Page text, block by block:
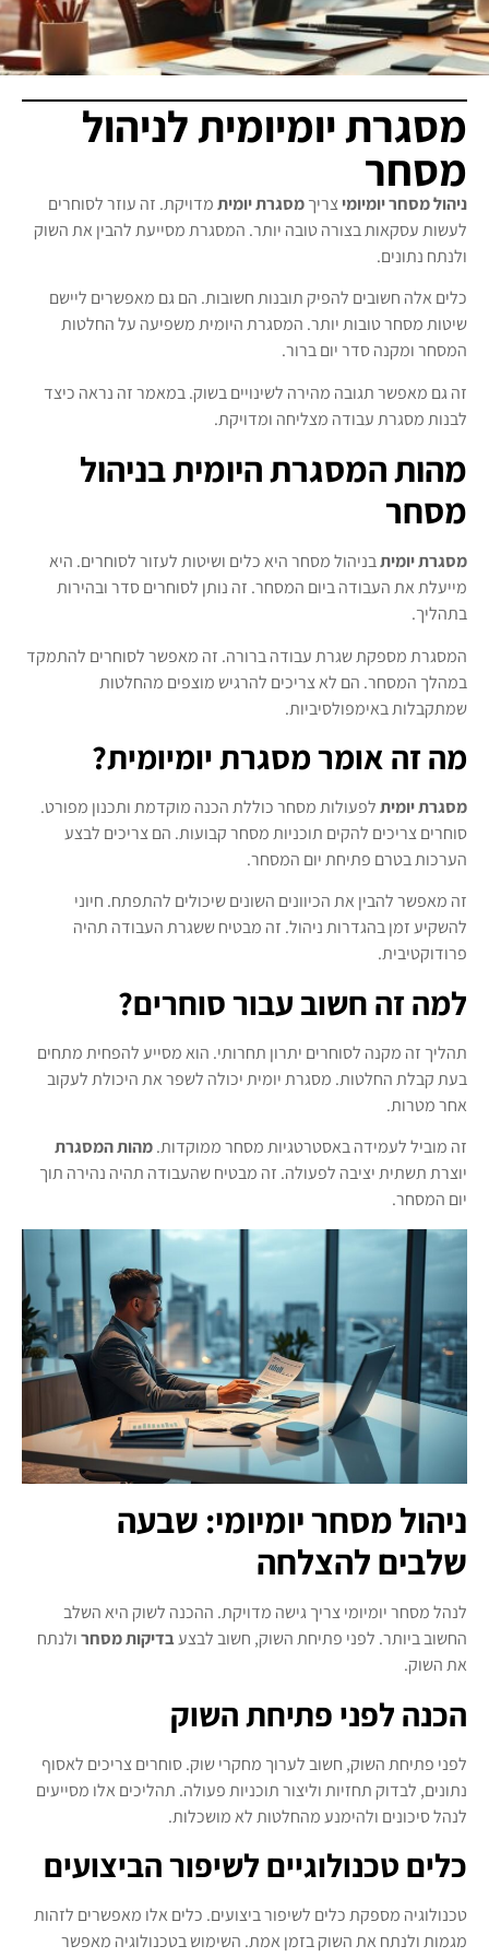
מסגרת יומיומית לניהול
מסחר
ניהול מסחר יומיומיצריךמסגרת יומיתמדויקת. זה עוזר לסוחרים
לעשות עסקאות בצורה טובה יותר. המסגרת מסייעת להבין את השוק
ולנתח נתונים.
כלים אלה חשובים להפיק תובנות חשובות. הם גם מאפשרים ליישם
שיטות מסחר טובות יותר. המסגרת היומית משפיעה על החלטות
המסחר ומקנה סדר יום ברור.
זה גם מאפשר תגובה מהירה לשינויים בשוק. במאמר זה נראה כיצד
לבנות מסגרת עבודה מצליחה ומדויקת.
מהות המסגרת היומית בניהול
מסחר
מסגרת יומיתבניהול מסחר היא כלים ושיטות לעזור לסוחרים. היא
מייעלת את העבודה ביום המסחר. זה נותן לסוחרים סדר ובהירות
בתהליך.
המסגרת מספקת שגרת עבודה ברורה. זה מאפשר לסוחרים להתמקד
במהלך המסחר. הם לא צריכים להרגיש מוצפים מהחלטות
שמתקבלות באימפולסיביות.
מה זה אומר מסגרת יומיומית?
מסגרת יומיתלפעולות מסחר כוללת הכנה מוקדמת ותכנון מפורט.
סוחרים צריכים להקים תוכניות מסחר קבועות. הם צריכים לבצע
הערכות בטרם פתיחת יום המסחר.
זה מאפשר להבין את הכיוונים השונים שיכולים להתפתח. חיוני
להשקיע זמן בהגדרות ניהול. זה מבטיח ששגרת העבודה תהיה
פרודוקטיבית.
למה זה חשוב עבור סוחרים?
תהליך זה מקנה לסוחרים יתרון תחרותי. הוא מסייע להפחית מתחים
בעת קבלת החלטות. מסגרת יומית יכולה לשפר את היכולת לעקוב
אחר מטרות.
זה מוביל לעמידה באסטרטגיות מסחר ממוקדות.מהות המסגרת
יוצרת תשתית יציבה לפעולה. זה מבטיח שהעבודה תהיה נהירה תוך
יום המסחר.
ניהול מסחר יומיומי: שבעה
שלבים להצלחה
לנהל מסחר יומיומי צריך גישה מדויקת. ההכנה לשוק היא השלב
החשוב ביותר. לפני פתיחת השוק, חשוב לבצעבדיקות מסחרולנתח
את השוק.
הכנה לפני פתיחת השוק
לפני פתיחת השוק, חשוב לערוך מחקרי שוק. סוחרים צריכים לאסוף
נתונים, לבדוק תחזיות וליצור תוכניות פעולה. תהליכים אלו מסייעים
לנהל סיכונים ולהימנע מהחלטות לא מושכלות.
כלים טכנולוגיים לשיפור הביצועים
טכנולוגיה מספקת כלים לשיפור ביצועים. כלים אלו מאפשרים לזהות
מגמות ולנתח את השוק בזמן אמת. השימוש בטכנולוגיה מאפשר